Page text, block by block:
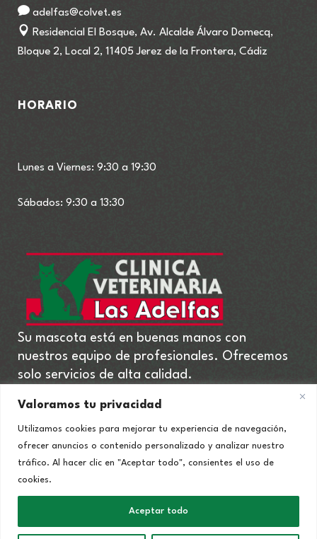
Valoramos tu privacidad
Utilizamos cookies para mejorar tu experiencia de navegación,
ofrecer anuncios o contenido personalizado y analizar nuestro
tráfico. Al hacer clic en "Aceptar todo", consientes el uso de
cookies.
Aceptar todo
adelfas@colvet.es
Residencial El Bosque, Av. Alcalde Álvaro Domecq,
Bloque 2, Local 2, 11405 Jerez de la Frontera, Cádiz
HORARIO
Lunes a Viernes: 9:30 a 19:30
Sábados: 9:30 a 13:30
Su mascota está en buenas manos con
nuestros equipo de profesionales. Ofrecemos
solo servicios de alta calidad.
Política de Privacidad Política de Cookies